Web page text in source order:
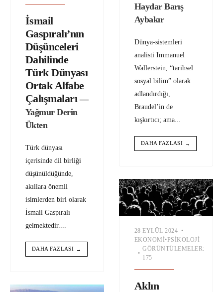
Haydar Barış
Aybakır
Dünya-sistemleri
analisti Immanuel
Wallerstein, “tarihsel
sosyal bilim” olarak
adlandırdığı,
Braudel’in de
kışkırtıcı; ama
DAHA FAZLASI →
İsmail
Gaspıralı’nın
Düşünceleri
Dahilinde
Türk Dünyası
Ortak Alfabe
Çalışmaları —
Yağmur Derin
Ükten
Türk dünyası
içerisinde dil birliği
düşünüldüğünde,
akıllara önemli
isimlerden biri olarak
İsmail Gaspıralı
gelmektedir....
DAHA FAZLASI →
28 EYLÜL 2024 •
EKONOMI•PSIKOLOJI
•
GÖRÜNTÜLEMELER:
175
Aklın